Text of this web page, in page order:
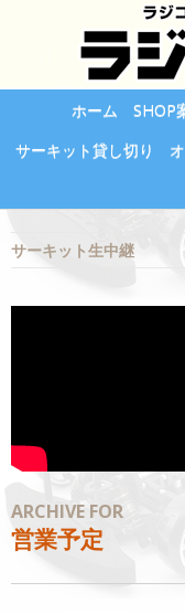
ホーム SHOP
サーキット貸し切り
サーキット生中継
ARCHIVE FOR
営業予定